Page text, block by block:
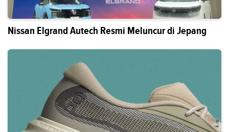
Nissan Elgrand Autech Resmi Meluncur di Jepang